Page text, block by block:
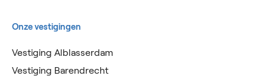
Onze vestigingen
Vestiging Alblasserdam
Vestiging Barendrecht